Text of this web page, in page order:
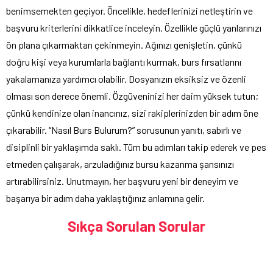
benimsemekten geçiyor. Öncelikle, hedeflerinizi netleştirin ve
başvuru kriterlerini dikkatlice inceleyin. Özellikle güçlü yanlarınızı
ön plana çıkarmaktan çekinmeyin. Ağınızı genişletin, çünkü
doğru kişi veya kurumlarla bağlantı kurmak, burs fırsatlarını
yakalamanıza yardımcı olabilir. Dosyanızın eksiksiz ve özenli
olması son derece önemli. Özgüveninizi her daim yüksek tutun;
çünkü kendinize olan inancınız, sizi rakiplerinizden bir adım öne
çıkarabilir. “Nasıl Burs Bulurum?” sorusunun yanıtı, sabırlı ve
disiplinli bir yaklaşımda saklı. Tüm bu adımları takip ederek ve pes
etmeden çalışarak, arzuladığınız bursu kazanma şansınızı
artırabilirsiniz. Unutmayın, her başvuru yeni bir deneyim ve
başarıya bir adım daha yaklaştığınız anlamına gelir.
Sıkça Sorulan Sorular